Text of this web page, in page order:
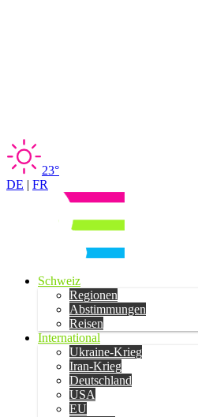
23°
DE | FR
Schweiz
Regionen
Abstimmungen
Reisen
International
Ukraine-Krieg
Iran-Krieg
Deutschland
USA
EU